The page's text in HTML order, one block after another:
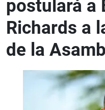
postulará a
Richards a
de la